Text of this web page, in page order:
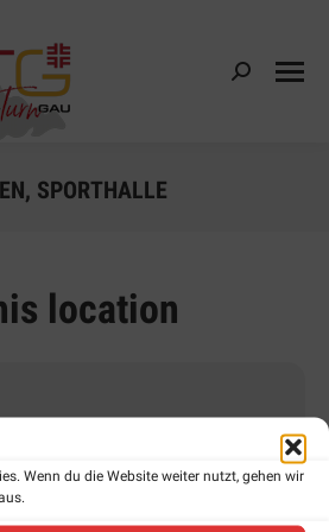
Wenn du die Website weiter nutzt, gehen wir
Search:
SPORTHALLE
location